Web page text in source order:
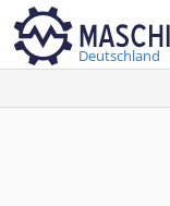
Deutschland